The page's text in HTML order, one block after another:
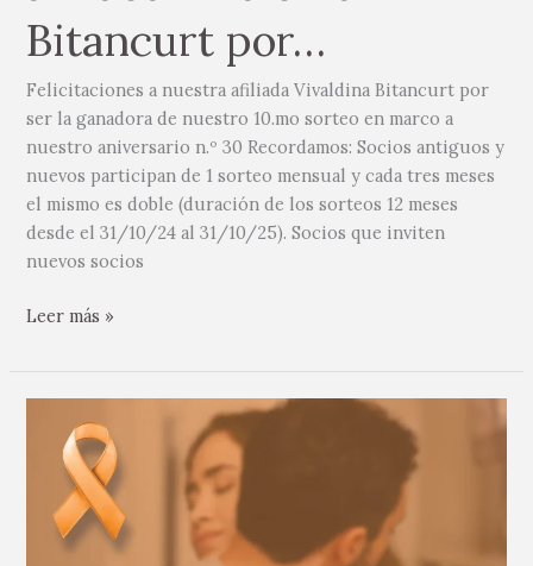
Bitancurt por…
Felicitaciones a nuestra afiliada Vivaldina Bitancurt por
ser la ganadora de nuestro 10.mo sorteo en marco a
nuestro aniversario n.º 30 Recordamos: Socios antiguos y
nuevos participan de 1 sorteo mensual y cada tres meses
el mismo es doble (duración de los sorteos 12 meses
desde el 31/10/24 al 31/10/25). Socios que inviten
nuevos socios
Leer más »
NACIONAL
PREVENCIÓN
DEL
SUICIDIO